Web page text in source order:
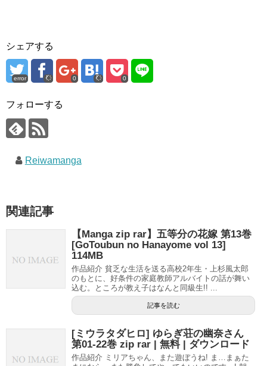
シェアする
error 0 0
フォローする
Reiwamanga
関連記事
【Manga zip rar】五等分の花嫁 第13巻
[GoToubun no Hanayome vol 13]
114MB
作品紹介 貧乏な生活を送る高校2年生・上杉風太郎
のもとに、好条件の家庭教師アルバイトの話が舞い
込む。ところが教え子はなんと同級生!! ...
記事を読む
[ミウラタダヒロ] ゆらぎ荘の幽奈さん
第01-22巻 zip rar | 無料 | ダウンロード
作品紹介 ミリアちゃん、また遊ぼうね! ま…まぁた